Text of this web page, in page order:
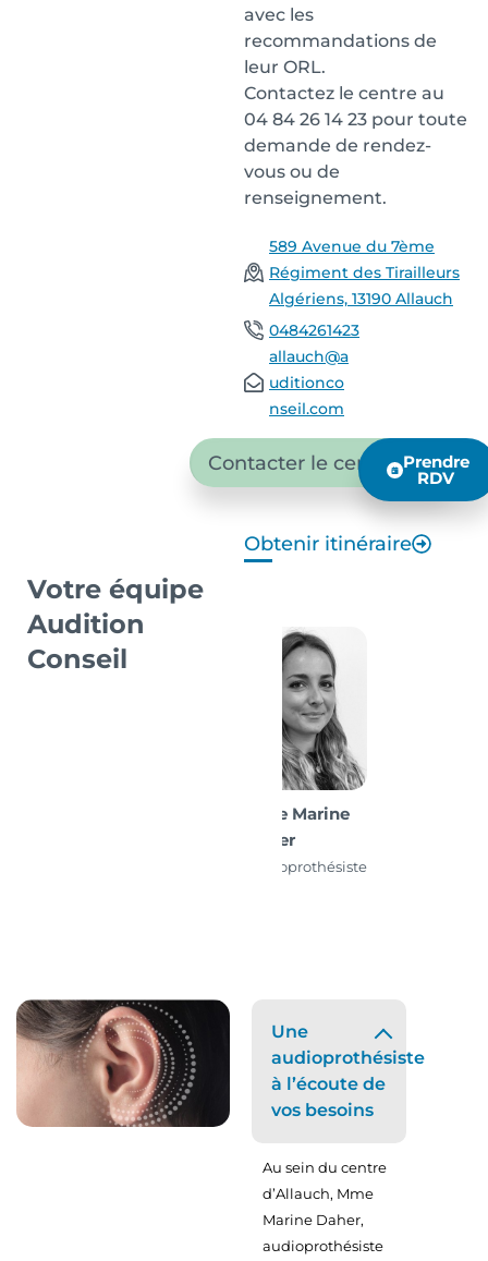
avec les
recommandations de
leur ORL.
Contactez le centre au
04 84 26 14 23 pour toute
demande de rendez-
vous ou de
renseignement.
589 Avenue du 7ème
Régiment des Tirailleurs
Algériens, 13190 Allauch
0484261423
allauch@a
uditionco
nseil.com
Contacter le centre Prendre
RDV
Obtenir itinéraire
Votre équipe
Audition
Conseil
Mme Marine
Daher
Audioprothésiste
Une
audioprothésiste
à l’écoute de
vos besoins
Au sein du centre
d’Allauch, Mme
Marine Daher,
audioprothésiste